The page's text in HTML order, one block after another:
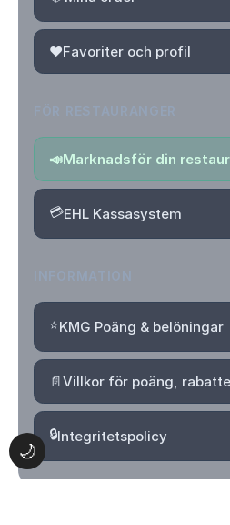
🌙
❤️Favoriter och profil
📣Marknadsför din
💳EHL Kassasystem
⭐KMG Poäng & belöningar
📄Villkor för poäng,
🔒Integritetspolicy